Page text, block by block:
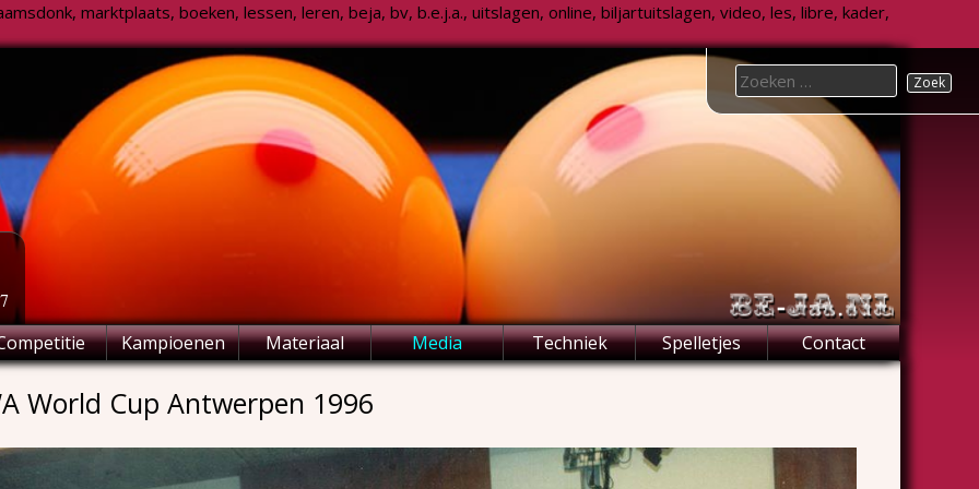
marktplaats, boeken, lessen, leren, beja, bv, b.e.j.a., uitslagen, online, biljartuitslagen, video, les, libre, kader,
Kampioenen Materiaal Media Techniek Spelletjes Contact
Search
for:
World Cup Antwerpen 1996